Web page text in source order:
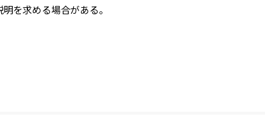
を求める場合がある。